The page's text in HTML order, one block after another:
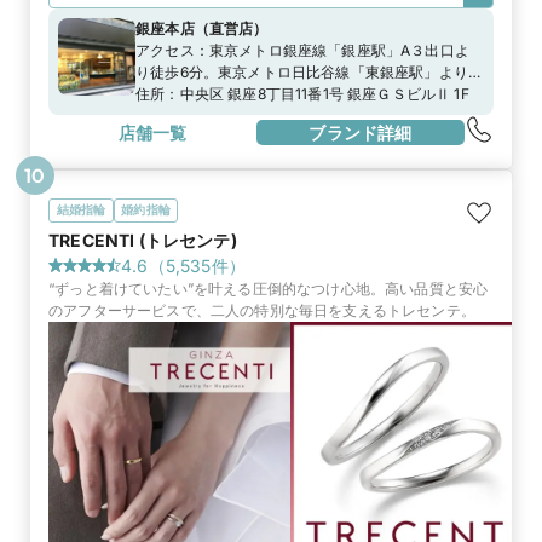
銀座本店（直営店）
アクセス： 東京メトロ銀座線「銀座駅」A３出口よ
り徒歩6分。東京メトロ日比谷線「東銀座駅」より徒
歩6分。JR山手線「新橋駅」より徒歩7分。
住所： 中央区 銀座8丁目11番1号 銀座ＧＳビルⅡ 1F
店舗一覧 ブランド詳細
結婚指輪 婚約指輪
TRECENTI (トレセンテ)
4.6 （5,535件）
“ずっと着けていたい”を叶える圧倒的なつけ心地。高い品質と安心
のアフターサービスで、二人の特別な毎日を支えるトレセンテ。
10